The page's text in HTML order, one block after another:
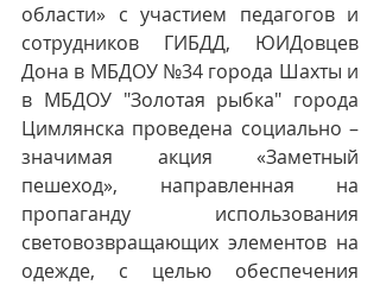
области» с участием педагогов и
сотрудников ГИБДД, ЮИДовцев
Дона в МБДОУ №34 города Шахты и
в МБДОУ "Золотая рыбка" города
Цимлянска проведена социально –
значимая акция «Заметный
пешеход», направленная на
пропаганду использования
световозвращающих элементов на
одежде, с целью обеспечения